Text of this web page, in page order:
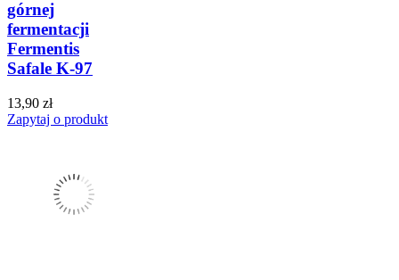
górnej
fermentacji
Fermentis
Safale K-97
13,90 zł
Zapytaj o produkt